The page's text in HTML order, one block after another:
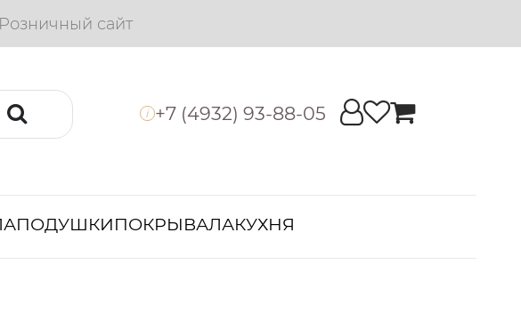
Розничный сайт
i +7 (4932) 93-88-05
ПОДУШКИПОКРЫВАЛАКУХНЯ